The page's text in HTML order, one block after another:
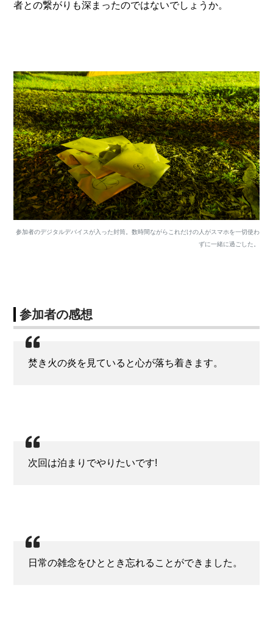
者との繋がりも深まったのではないでしょうか。
参加者のデジタルデバイスが入った封筒。数時間ながらこれだけの人がスマホを一切使わ
ずに一緒に過ごした。
参加者の感想
焚き火の炎を見ていると心が落ち着きます。
次回は泊まりでやりたいです!
日常の雑念をひととき忘れることができました。